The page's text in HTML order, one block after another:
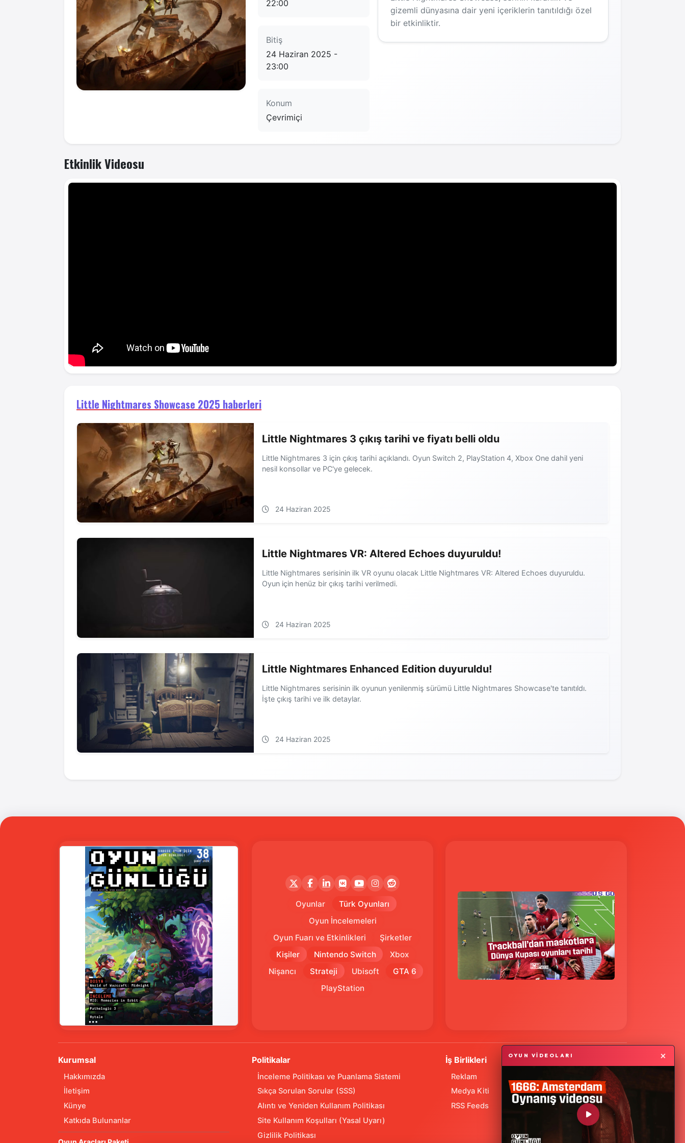
22:00
Bitiş
24 Haziran 2025 -
23:00
Konum
Çevrimiçi
gizemli dünyasına dair yeni içeriklerin tanıtıldığı özel
bir etkinliktir.
Etkinlik Videosu
Little Nightmares Showcase 2025 haberleri
Little Nightmares 3 çıkış tarihi ve fiyatı belli oldu
Little Nightmares 3 için çıkış tarihi açıklandı. Oyun Switch 2, PlayStation 4, Xbox One dahil yeni
nesil konsollar ve PC'ye gelecek.
24 Haziran 2025
Little Nightmares VR: Altered Echoes duyuruldu!
Little Nightmares serisinin ilk VR oyunu olacak Little Nightmares VR: Altered Echoes duyuruldu.
Oyun için henüz bir çıkış tarihi verilmedi.
24 Haziran 2025
Little Nightmares Enhanced Edition duyuruldu!
Little Nightmares serisinin ilk oyunun yenilenmiş sürümü Little Nightmares Showcase'te tanıtıldı.
İşte çıkış tarihi ve ilk detaylar.
24 Haziran 2025
Oyunlar
Türk Oyunları
Oyun İncelemeleri
Oyun Fuarı ve Etkinlikleri
Şirketler
Kişiler
Nintendo Switch
Xbox
Nişancı
Strateji Ubisoft
GTA 6
PlayStation
Kurumsal
Hakkımızda
İletişim
Künye
Katkıda Bulunanlar
Politikalar
İnceleme Politikası ve Puanlama Sistemi
Sıkça Sorulan Sorular (SSS)
Alıntı ve Yeniden Kullanım Politikası
Site Kullanım Koşulları (Yasal Uyarı)
Gizlilik Politikası
İş Birlikleri
Reklam
Medya Kiti
RSS Feeds
OYUN VİDEOLARI ×